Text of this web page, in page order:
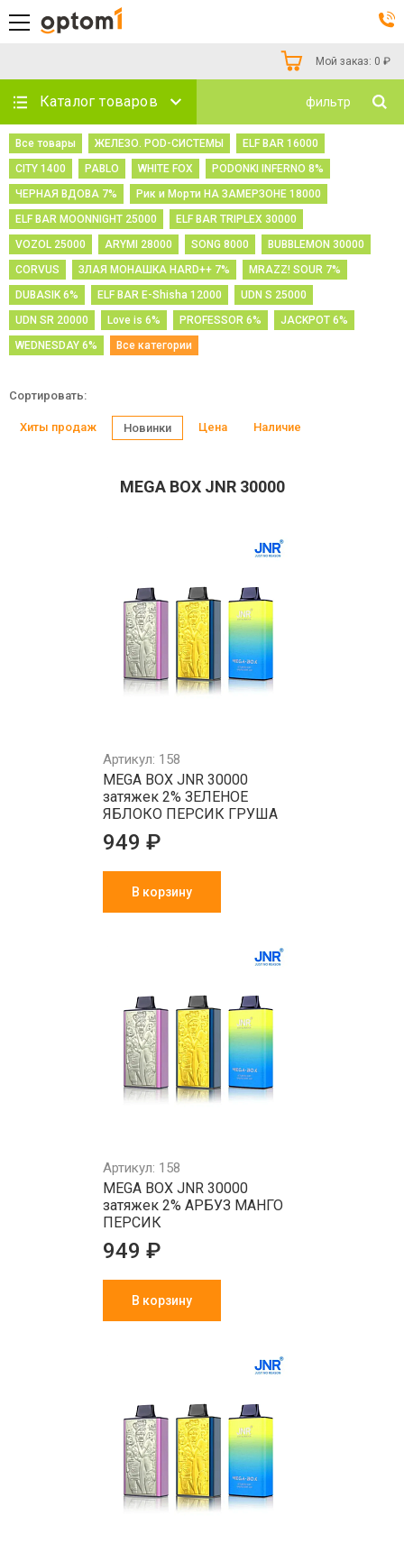
Мой заказ: 0 ₽
Каталог товаров фильтр
Все товары ЖЕЛЕЗО. POD-СИСТЕМЫ
ELF BAR 16000
CITY 1400
PABLO WHITE FOX
PODONKI INFERNO 8%
ЧЕРНАЯ ВДОВА 7%
Рик и Морти НА ЗАМЕРЗОНЕ 18000
ELF BAR MOONNIGHT 25000
ELF BAR TRIPLEX 30000
VOZOL 25000
ARYMI 28000 SONG 8000
BUBBLEMON 30000
CORVUS
ЗЛАЯ МОНАШКА HARD++ 7%
MRAZZ! SOUR 7%
DUBASIK 6%
ELF BAR E-Shisha 12000
UDN S 25000
UDN SR 20000
Love is 6% PROFESSOR 6%
JACKPOT 6%
WEDNESDAY 6%
Все категории
Сортировать:
Хиты продаж Новинки Цена Наличие
MEGA BOX JNR 30000
Артикул: 158
MEGA BOX JNR 30000
затяжек 2% ЗЕЛЕНОЕ
ЯБЛОКО ПЕРСИК ГРУША
949 ₽
В корзину
Артикул: 158
MEGA BOX JNR 30000
затяжек 2% АРБУЗ МАНГО
ПЕРСИК
949 ₽
В корзину